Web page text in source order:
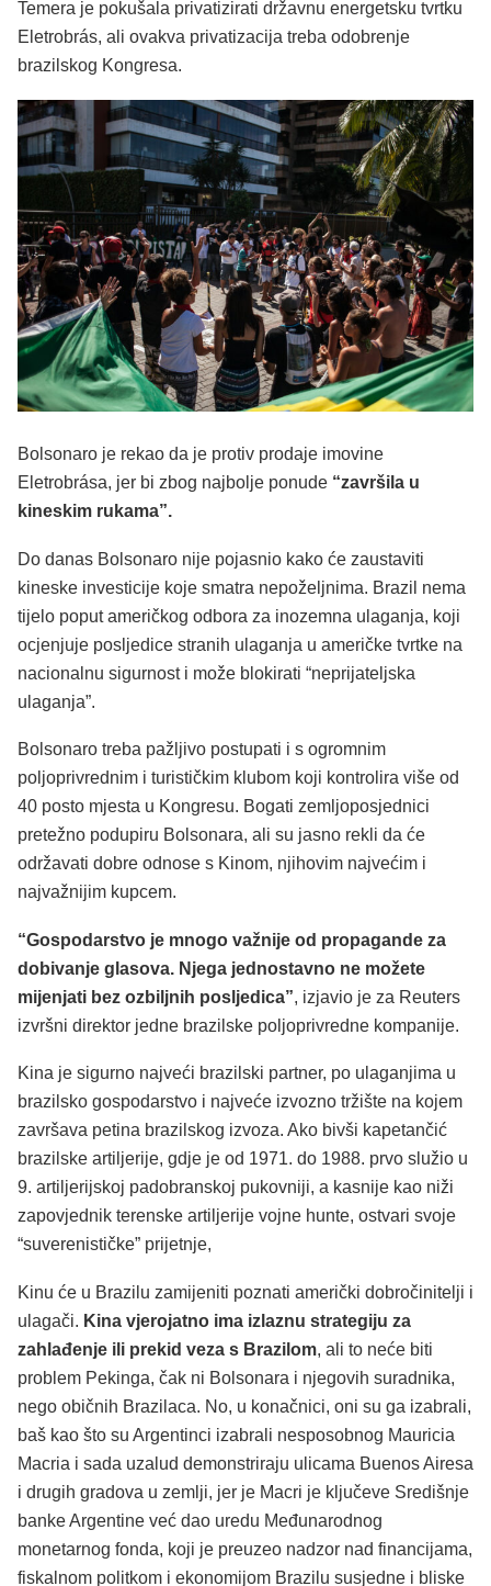
Temera je pokušala privatizirati državnu energetsku tvrtku
Eletrobrás, ali ovakva privatizacija treba odobrenje
brazilskog Kongresa.
Bolsonaro je rekao da je protiv prodaje imovine
Eletrobrása, jer bi zbog najbolje ponude “završila u
kineskim rukama”.
Do danas Bolsonaro nije pojasnio kako će zaustaviti
kineske investicije koje smatra nepoželjnima. Brazil nema
tijelo poput američkog odbora za inozemna ulaganja, koji
ocjenjuje posljedice stranih ulaganja u američke tvrtke na
nacionalnu sigurnost i može blokirati “neprijateljska
ulaganja”.
Bolsonaro treba pažljivo postupati i s ogromnim
poljoprivrednim i turističkim klubom koji kontrolira više od
40 posto mjesta u Kongresu. Bogati zemljoposjednici
pretežno podupiru Bolsonara, ali su jasno rekli da će
održavati dobre odnose s Kinom, njihovim najvećim i
najvažnijim kupcem.
“Gospodarstvo je mnogo važnije od propagande za
dobivanje glasova. Njega jednostavno ne možete
mijenjati bez ozbiljnih posljedica”, izjavio je za Reuters
izvršni direktor jedne brazilske poljoprivredne kompanije.
Kina je sigurno najveći brazilski partner, po ulaganjima u
brazilsko gospodarstvo i najveće izvozno tržište na kojem
završava petina brazilskog izvoza. Ako bivši kapetančić
brazilske artiljerije, gdje je od 1971. do 1988. prvo služio u
9. artiljerijskoj padobranskoj pukovniji, a kasnije kao niži
zapovjednik terenske artiljerije vojne hunte, ostvari svoje
“suverenističke” prijetnje,
Kinu će u Brazilu zamijeniti poznati američki dobročinitelji i
ulagači. Kina vjerojatno ima izlaznu strategiju za
zahlađenje ili prekid veza s Brazilom, ali to neće biti
problem Pekinga, čak ni Bolsonara i njegovih suradnika,
nego običnih Brazilaca. No, u konačnici, oni su ga izabrali,
baš kao što su Argentinci izabrali nesposobnog Mauricia
Macria i sada uzalud demonstriraju ulicama Buenos Airesa
i drugih gradova u zemlji, jer je Macri je ključeve Središnje
banke Argentine već dao uredu Međunarodnog
monetarnog fonda, koji je preuzeo nadzor nad financijama,
fiskalnom politkom i ekonomijom Brazilu susjedne i bliske